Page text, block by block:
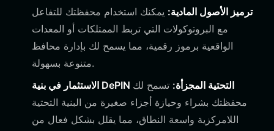
ترميز الأصول المادية: يمكنك استخدام محفظتك للتفاعل
مع البروتوكولات التي تربط الممتلكات أو المعدات
الواقعية برموز رقمية، مما يسمح لك بإدارة محافظ
متنوعة بسهولة.
الاستثمار في بنية DePIN التحتية المجزأة: تسمح لك
محفظتك بشراء وحيازة أجزاء صغيرة من البنية التحتية
اللامركزية واسعة النطاق، مما يقلل بشكل فعال من